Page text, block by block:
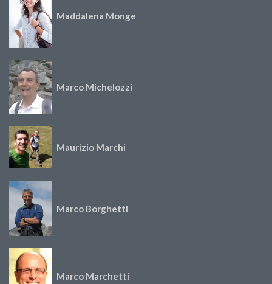
Maddalena Monge
Marco Michelozzi
Maurizio Marchi
Marco Borghetti
Marco Marchetti